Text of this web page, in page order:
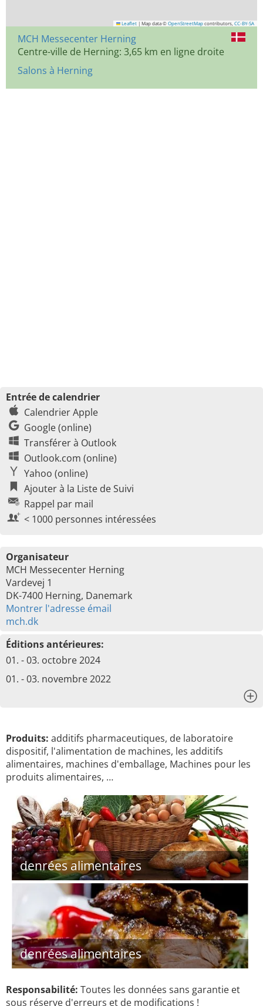
Leaflet | Map data © OpenStreetMap contributors, CC-BY-SA
MCH Messecenter Herning
Centre-ville de Herning: 3,65 km en ligne droite
Salons à Herning
Entrée de calendrier
Calendrier Apple
Google (online)
Transférer à Outlook
Outlook.com (online)
Yahoo (online)
Ajouter à la Liste de Suivi
Rappel par mail
< 1000 personnes intéressées
Organisateur
MCH Messecenter Herning
Vardevej 1
DK-7400 Herning, Danemark
Montrer l'adresse émail
mch.dk
Éditions antérieures:
01. - 03. octobre 2024
01. - 03. novembre 2022
Produits: additifs pharmaceutiques, de laboratoire
dispositif, l'alimentation de machines, les additifs
alimentaires, machines d'emballage, Machines pour les
produits alimentaires, …
denrées alimentaires
denrées alimentaires
Responsabilité: Toutes les données sans garantie et
sous réserve d'erreurs et de modifications !